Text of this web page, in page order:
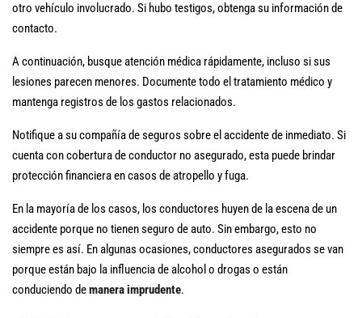
otro vehículo involucrado. Si hubo testigos, obtenga su información de
contacto.
A continuación, busque atención médica rápidamente, incluso si sus
lesiones parecen menores. Documente todo el tratamiento médico y
mantenga registros de los gastos relacionados.
Notifique a su compañía de seguros sobre el accidente de inmediato. Si
cuenta con cobertura de conductor no asegurado, esta puede brindar
protección financiera en casos de atropello y fuga.
En la mayoría de los casos, los conductores huyen de la escena de un
accidente porque no tienen seguro de auto. Sin embargo, esto no
siempre es así. En algunas ocasiones, conductores asegurados se van
porque están bajo la influencia de alcohol o drogas o están
conduciendo demanera imprudente.